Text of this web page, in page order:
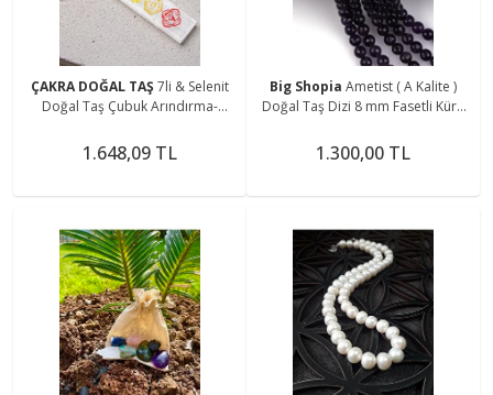
ÇAKRA DOĞAL TAŞ 7li & Selenit
Doğal Taş Çubuk Arındırma-
1.648,09 TL
Big Shopia Ametist ( A Kalite )
Doğal Taş Dizi 8 mm Fasetli Küre
1.300,00 TL